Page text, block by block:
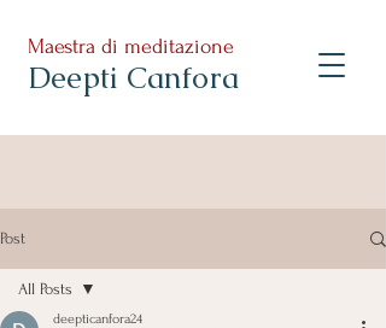
Maestra di meditazione
Deepti Canfora
Post
All Posts
deepticanfora24